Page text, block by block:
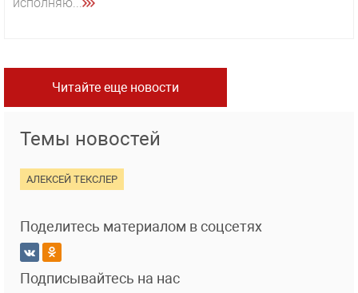
Читайте еще новости
Темы новостей
АЛЕКСЕЙ ТЕКСЛЕР
Поделитесь материалом в соцсетях
Подписывайтесь на нас